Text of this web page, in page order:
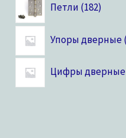
Петли 182
Упоры дверные
Цифры дверные